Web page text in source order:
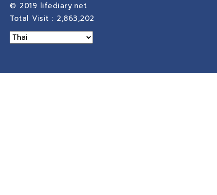
© 2019 lifediary.net
Total Visit : 2,863,202